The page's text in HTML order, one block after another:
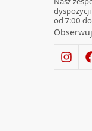
od 7:00